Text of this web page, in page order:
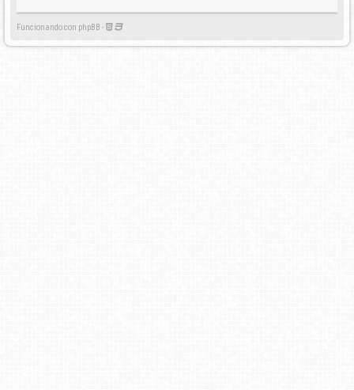
Funcionando con phpBB -